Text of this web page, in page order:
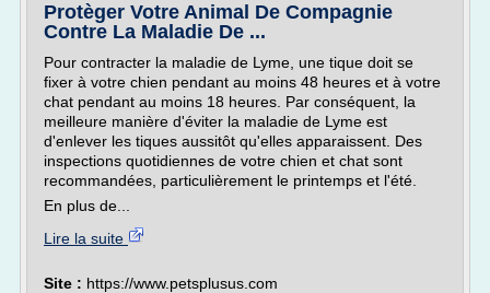
Protèger Votre Animal De Compagnie
Contre La Maladie De ...
Pour contracter la maladie de Lyme, une tique doit se
fixer à votre chien pendant au moins 48 heures et à votre
chat pendant au moins 18 heures. Par conséquent, la
meilleure manière d'éviter la maladie de Lyme est
d'enlever les tiques aussitôt qu'elles apparaissent. Des
inspections quotidiennes de votre chien et chat sont
recommandées, particulièrement le printemps et l'été.
En plus de...
Lire la suite
Site : https://www.petsplusus.com